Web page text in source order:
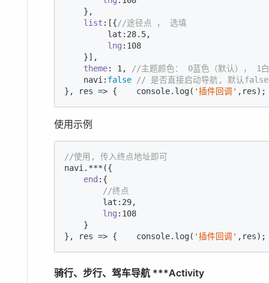
    },
list :[{//途径点 ， 选填
         lat:
28.5,
lng : 108
    }],
theme: 1 ,
//主题颜色： 0蓝色（默认）， 1
    navi:
false
// 是否直接启动导航, 默认false
}, res => { console.log( '插件回调'
使用示例
//使用, 传入终点地址即可
navi.***({
end :{
//终点
        lat:
29,
lng : 108
    }
}, res => { console.log( '插件回调'
骑行、步行、驾车导航 ***Activity